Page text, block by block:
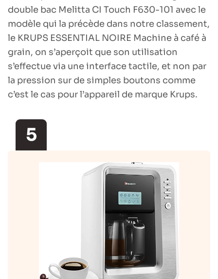
double bac Melitta CI Touch F630-101 avec le
modèle qui la précède dans notre classement,
le KRUPS ESSENTIAL NOIRE Machine à café à
grain, on s’aperçoit que son utilisation
s’effectue via une interface tactile, et non par
la pression sur de simples boutons comme
c’est le cas pour l’appareil de marque Krups.
5